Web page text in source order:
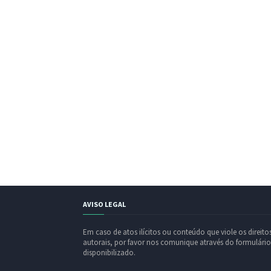
AVISO LEGAL
Em caso de atos ilícitos ou conteúdo que viole os
autorais, por favor nos comunique através do formulário
disponibilizado.